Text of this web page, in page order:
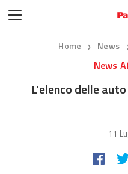
Home ❯ News
News
L’elenco delle
11